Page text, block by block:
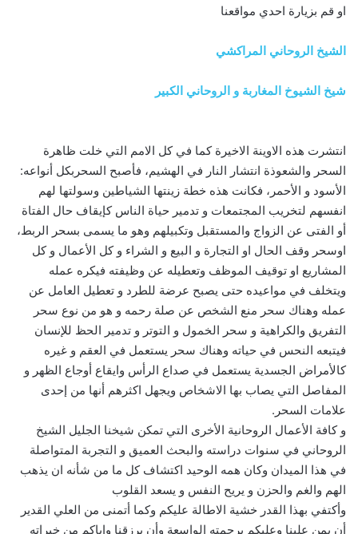
او قم بزيارة احدي مواقعنا
الشيخ الروحاني المراكشي
شيخ الشيوخ المغاربة و الروحاني الكبير
انتشرت هذه الاوينة الاخيرة كما في كل الامم التي خلت ظاهرة
السحر والشعوذة انتشار النار في الهشيم، فأصبح السحربكل أنواعه:
الأسود و الأحمر، فكانت هذه خطة زينتها الشياطين وسولتها لهم
انفسهم لتخريب المجتمعات و تدمير حياة الناس كإيقاف حال الفتاة
أو الفتى عن الزواج والمستقبل وتكبيلهم وهو ما يسمى بسحر الربط،
اوسحر وقف الحال او التجارة و البيع و الشراء و كل الأعمال و كل
المشاريع او توقيف الموظف وتعطيله عن وظيفته فيكره عمله
ويتخلف في مواعيده حتى يصبح عرضة للطرد و تعطيل العامل عن
عمله وهناك سحر منع الشخص عن صلة رحمه و هو من نوع سحر
التفريق والكراهية و سحر الخمول و التوتر و تدمير الحظ للإنسان
فيتبعه النحس في حياته وهناك سحر يستعمل في العقم و غيره
كالأمراض الجسدية يستعمل في صداع الرأس وايقاع أوجاع الظهر و
المفاصل التي يصاب بها الاشخاص ويجهل اكثرهم أنها من إحدى
علامات السحر.
و كافة الأعمال الروحانية الأخرى التي تمكن شيخنا الجليل الشيخ
الروحاني في سنوات دراسته والبحث العميق و التجربة المتواصلة
في هذا الميدان وكان همه الوحيد اكتشاف كل ما من شأنه ان يذهب
الهم والغم والحزن و يريح النفس و يسعد القلوب
وأكتفي بهذا القدر خشية الاطالة عليكم وكما أتمنى من العلي القدير
أن يمن علينا وعليكم برحمته الواسعة وأن يرزقنا واياكم من خيراته